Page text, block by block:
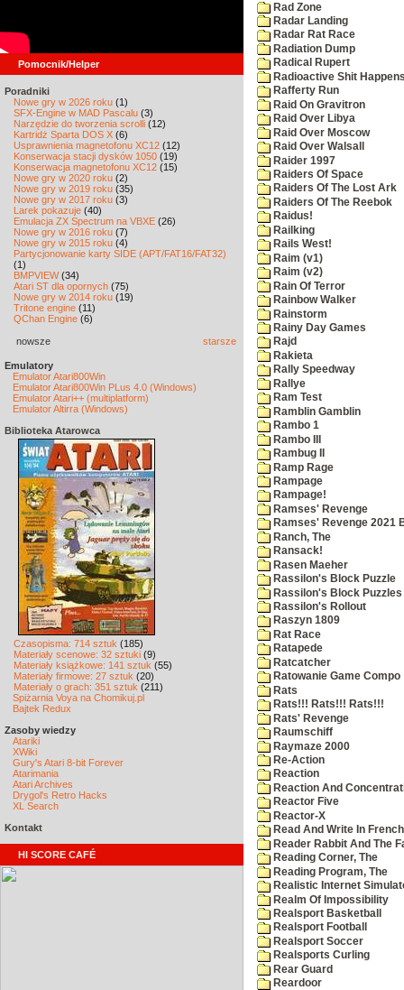
Pomocnik/Helper
Poradniki
Nowe gry w 2026 roku (1)
SFX-Engine w MAD Pascalu (3)
Narzędzie do tworzenia scrolli (12)
Kartridż Sparta DOS X (6)
Usprawnienia magnetofonu XC12 (12)
Konserwacja stacji dysków 1050 (19)
Konserwacja magnetofonu XC12 (15)
Nowe gry w 2020 roku (2)
Nowe gry w 2019 roku (35)
Nowe gry w 2017 roku (3)
Larek pokazuje (40)
Emulacja ZX Spectrum na VBXE (26)
Nowe gry w 2016 roku (7)
Nowe gry w 2015 roku (4)
Partycjonowanie karty SIDE (APT/FAT16/FAT32)
(1)
BMPVIEW(34)
Atari ST dla opornych (75)
Nowe gry w 2014 roku (19)
Tritone engine (11)
QChan Engine (6)
nowsze starsze
Emulatory
Emulator Atari800Win
Emulator Atari800Win PLus 4.0 (Windows)
Emulator Atari++ (multiplatform)
Emulator Altirra (Windows)
Biblioteka Atarowca
Czasopisma: 714 sztuk (185)
Materiały scenowe: 32 sztuki (9)
Materiały książkowe: 141 sztuk (55)
Materiały firmowe: 27 sztuk (20)
Materiały o grach: 351 sztuk (211)
Spiżarnia Voya na Chomikuj.pl
Bajtek Redux
Zasoby wiedzy
Atariki
XWiki
Gury's Atari 8-bit Forever
Atarimania
Atari Archives
Drygol's Retro Hacks
XL Search
Kontakt
HI SCORE CAFÉ
Rad Zone
Radar Landing
Radar Rat Race
Radiation Dump
Radical Rupert
Radioactive Shit
Rafferty Run
Raid On Gravitron
Raid Over Libya
Raid Over Moscow
Raid Over Walsall
Raider 1997
Raiders Of Space
Raiders Of The Lost Ark
Raiders Of The Reebok
Raidus!
Railking
Rails West!
Raim (v1)
Raim (v2)
Rain Of Terror
Rainbow Walker
Rainstorm
Rainy Day Games
Rajd
Rakieta
Rally Speedway
Rallye
Ram Test
Ramblin Gamblin
Rambo 1
Rambo III
Rambug II
Ramp Rage
Rampage
Rampage!
Ramses' Revenge
Ramses' Revenge 2021
Ranch, The
Ransack!
Rasen Maeher
Rassilon's Block Puzzle
Rassilon's Block Puzzles
Rassilon's Rollout
Raszyn 1809
Rat Race
Ratapede
Ratcatcher
Ratowanie Game Compo
Rats
Rats!!! Rats!!! Rats!!!
Rats' Revenge
Raumschiff
Raymaze 2000
Re-Action
Reaction
Reaction And
Reactor Five
Reactor-X
Read And Write In
Reader Rabbit And The
Reading Corner, The
Reading Program, The
Realistic Internet
Realm Of Impossibility
Realsport Basketball
Realsport Football
Realsport Soccer
Realsports Curling
Rear Guard
Reardoor